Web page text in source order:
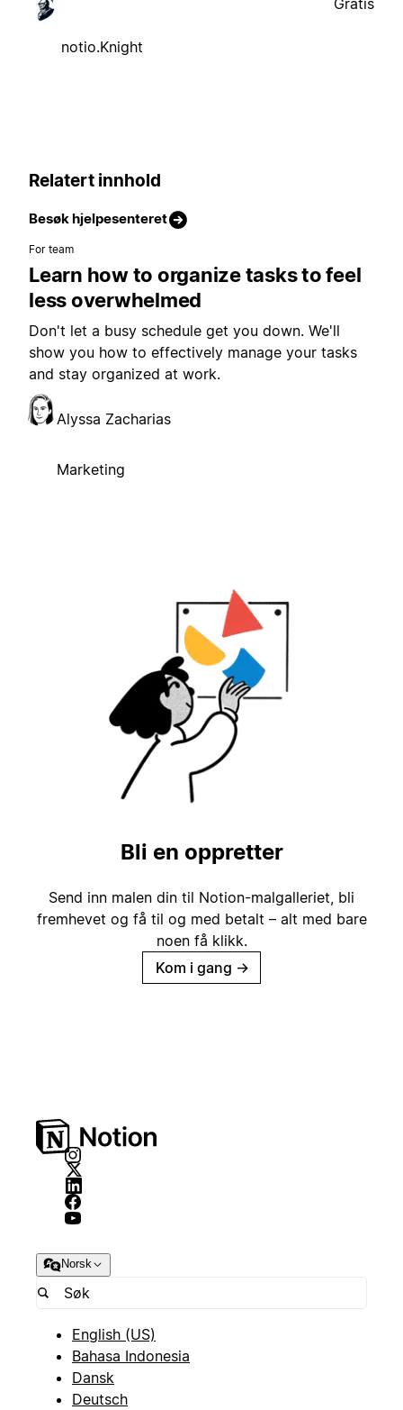
notio.Knight
Relatert innhold
Besøk hjelpesenteret
For team
Learn how to organize tasks to feel
less overwhelmed
Don't let a busy schedule get you down. We'll
show you how to effectively manage your tasks
and stay organized at work.
Alyssa Zacharias
Marketing
Bli en oppretter
Send inn malen din til Notion-malgalleriet, bli
fremhevet og få til og med betalt – alt med bare
noen få klikk.
Kom i gang →
Norsk
English (US)
Bahasa Indonesia
Dansk
Deutsch